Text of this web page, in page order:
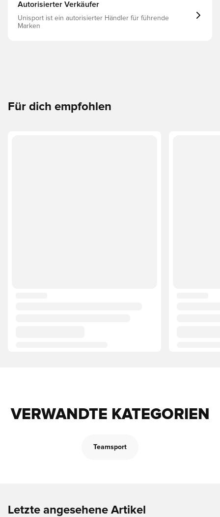
Autorisierter Verkäufer
Unisport ist ein autorisierter Händler für führende
Marken
Für dich empfohlen
VERWANDTE KATEGORIEN
Teamsport
Letzte angesehene Artikel